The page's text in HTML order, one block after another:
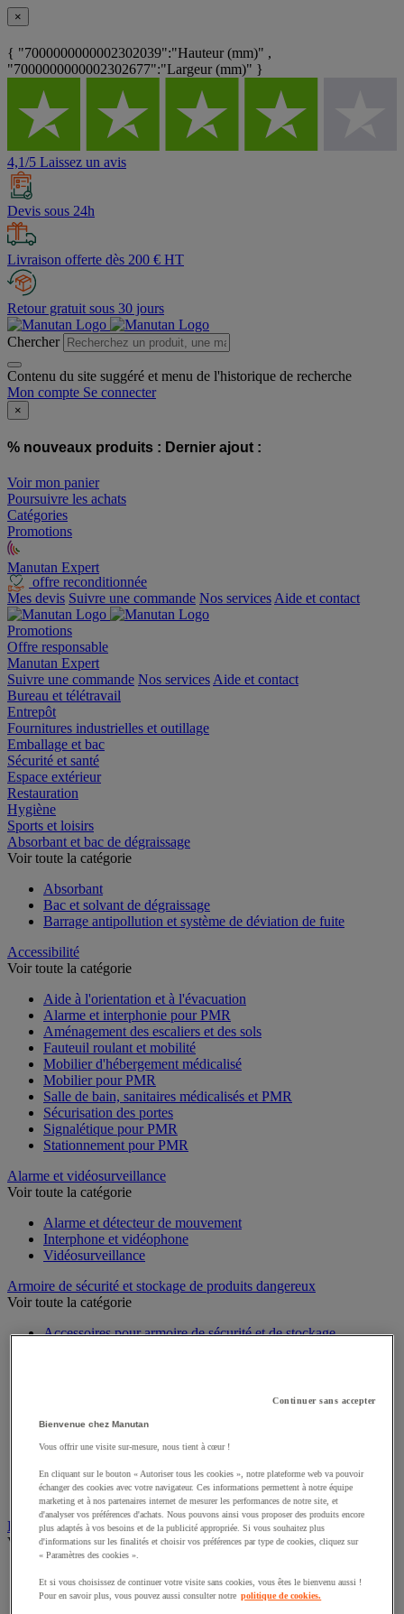
×
{ "7000000000002302039":"Hauteur (mm)" ,
"7000000000002302677":"Largeur (mm)" }
4,1/5 Laissez un avis
Devis sous 24h
Livraison offerte dès 200 € HT
Retour gratuit sous 30 jours
Chercher
Contenu du site suggéré et menu de l'historique de recherche
Mon compte Se connecter
×
% nouveaux produits : Dernier ajout :
Voir mon panier
Poursuivre les achats
Catégories
Promotions
Manutan Expert
offre reconditionnée
Mes devis Suivre une commande Nos services Aide et contact
Promotions
Offre responsable
Manutan Expert
Suivre une commande Nos services Aide et contact
Bureau et télétravail
Entrepôt
Fournitures industrielles et outillage
Emballage et bac
Sécurité et santé
Espace extérieur
Restauration
Hygiène
Sports et loisirs
Absorbant et bac de dégraissage
Voir toute la catégorie
Absorbant
Bac et solvant de dégraissage
Barrage antipollution et système de déviation de fuite
Accessibilité
Voir toute la catégorie
Aide à l'orientation et à l'évacuation
Alarme et interphonie pour PMR
Aménagement des escaliers et des sols
Fauteuil roulant et mobilité
Mobilier d'hébergement médicalisé
Mobilier pour PMR
Salle de bain, sanitaires médicalisés et PMR
Sécurisation des portes
Signalétique pour PMR
Stationnement pour PMR
Alarme et vidéosurveillance
Voir toute la catégorie
Alarme et détecteur de mouvement
Interphone et vidéophone
Vidéosurveillance
Armoire de sécurité et stockage de produits dangereux
Voir toute la catégorie
Accessoires pour armoire de sécurité et de stockage
Armoire pour produits inflammables
Armoire pour produits phytosanitaires
Caissons de ventilation et filtres
Récipient de sécurité
Bac de rétention et matériel de rétention
Voir toute la catégorie
Bac de rétention
Box de stockage
Continuer sans accepter
Bienvenue chez Manutan
Vous offrir une visite sur-mesure, nous tient à cœur !
En cliquant sur le bouton « Autoriser tous les cookies », notre plateforme web va pouvoir
échanger des cookies avec votre navigateur. Ces informations permettent à notre équipe
marketing et à nos partenaires internet de mesurer les performances de notre site, et
d'analyser vos préférences d'achats. Nous pouvons ainsi vous proposer des produits encore
plus adaptés à vos besoins et de la publicité appropriée. Si vous souhaitez plus
d'informations sur les finalités et choisir vos préférences par type de cookies, cliquez sur
« Paramètres des cookies ».
Et si vous choisissez de continuer votre visite sans cookies, vous êtes le bienvenu aussi !
Pour en savoir plus, vous pouvez aussi consulter notre politique de cookies.